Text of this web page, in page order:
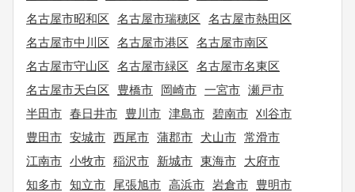
名古屋市昭和区
名古屋市瑞穂区
名古屋市熱田区
名古屋市中川区
名古屋市港区
名古屋市南区
名古屋市守山区
名古屋市緑区
名古屋市名東区
名古屋市天白区
豊橋市 岡崎市 一宮市 瀬戸市
半田市 春日井市 豊川市 津島市 碧南市 刈谷市
豊田市 安城市 西尾市 蒲郡市 犬山市 常滑市
江南市 小牧市 稲沢市 新城市 東海市
大府市
知多市 知立市 尾張旭市 高浜市 岩倉市
豊明市